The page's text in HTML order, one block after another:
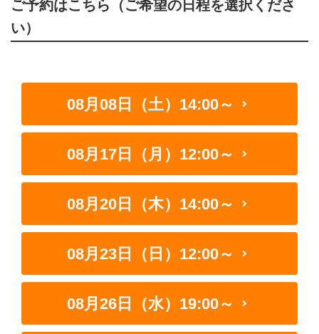
ご予約はこちら（ご希望の日程を選択くださ
い）
08月08日（土）14:00～
08月17日（月）12:00～
08月20日（木）14:00～
08月23日（日）12:00～
08月26日（水）19:00～